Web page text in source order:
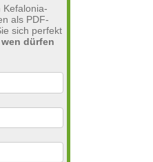
Kefalonia-
als PDF-
sich perfekt
dürfen